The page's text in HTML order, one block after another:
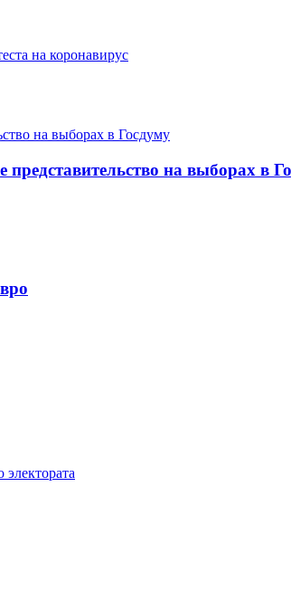
на коронавирус
на выборах в